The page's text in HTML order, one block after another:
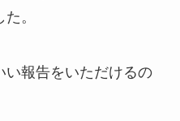
。
い報告をいただけるの